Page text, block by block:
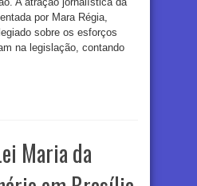
por Mara Régia,
sobre os esforços
na legislação, contando
Maria da